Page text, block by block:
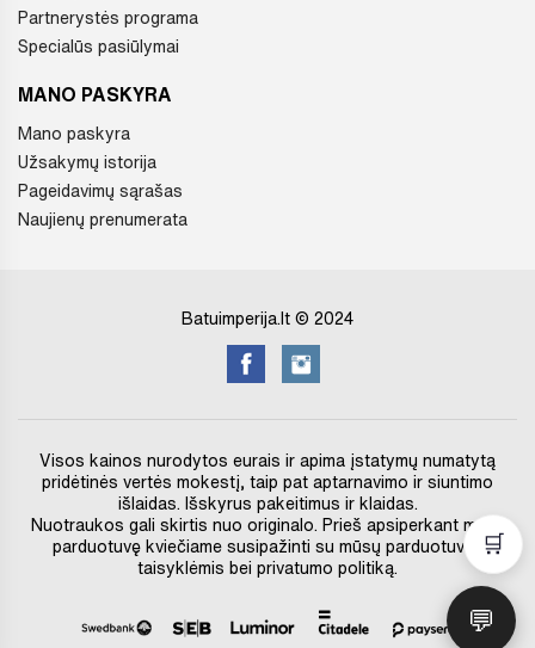
Partnerystės programa
Specialūs pasiūlymai
MANO PASKYRA
Mano paskyra
Užsakymų istorija
Pageidavimų sąrašas
Naujienų prenumerata
Batuimperija.lt © 2024
Visos kainos nurodytos eurais ir apima įstatymų numatytą
pridėtinės vertės mokestį, taip pat aptarnavimo ir siuntimo
išlaidas. Išskyrus pakeitimus ir klaidas.
Nuotraukos gali skirtis nuo originalo. Prieš apsiperkant mūsų
parduotuvę kviečiame susipažinti su mūsų parduotuvės
taisyklėmis bei privatumo politiką.
🛒
💬